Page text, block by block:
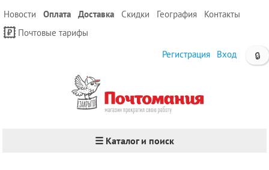
Новости Оплата Доставка Скидки География
Контакты
Почтовые тарифы
🔒
Регистрация Вход
☰ Каталог и поиск